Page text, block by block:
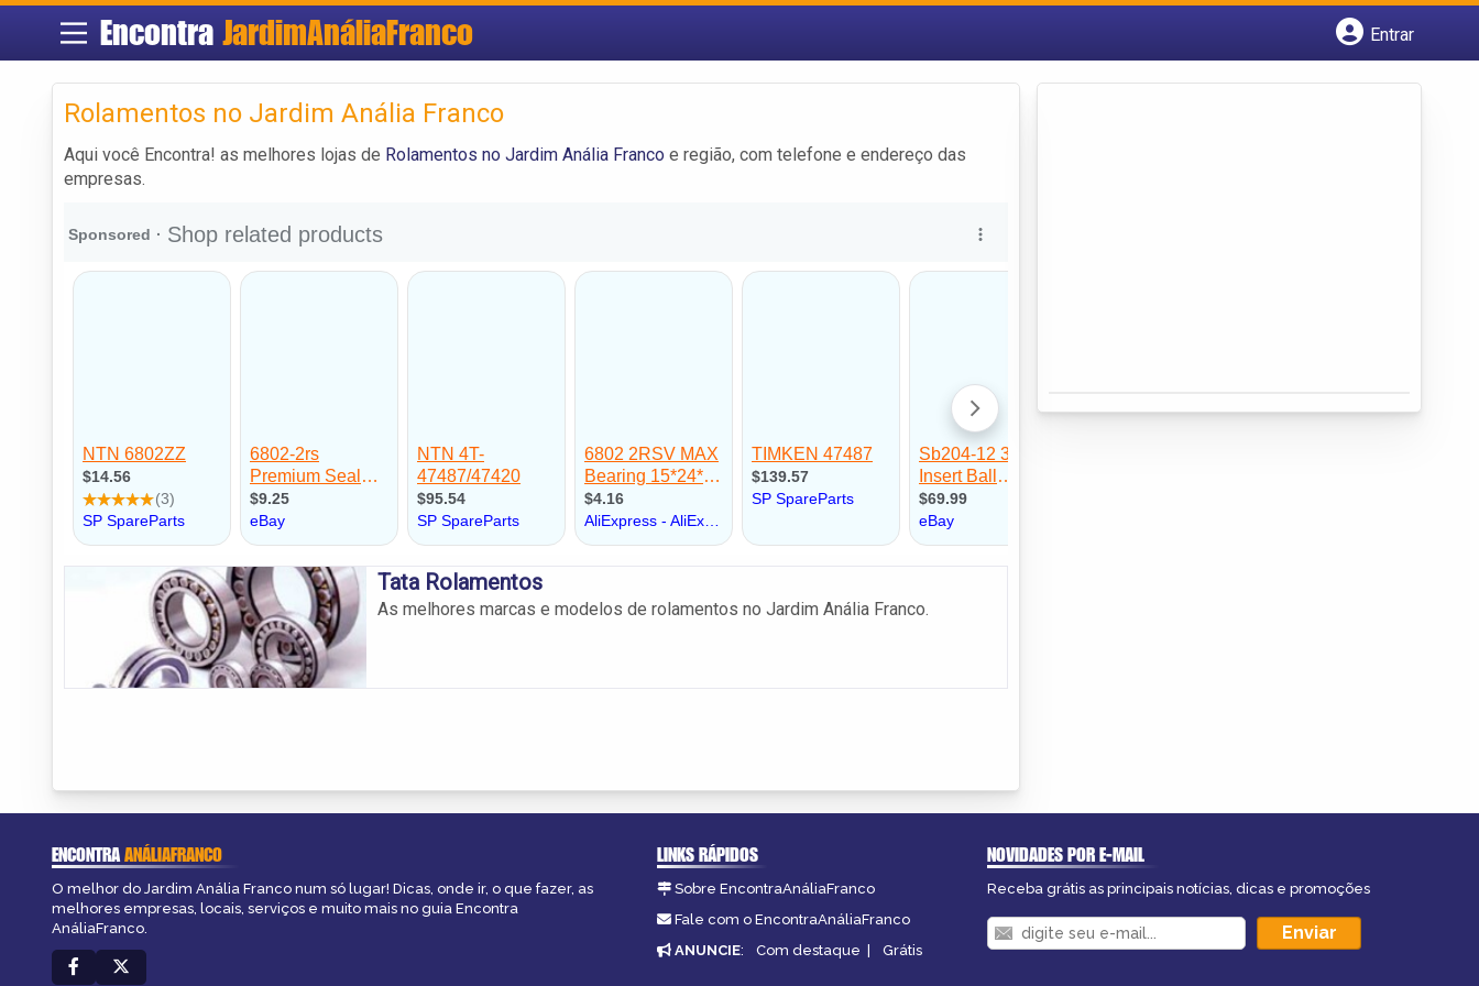
Encontra JardimAnáliaFranco
Entrar
Rolamentos no Jardim Anália Franco
Aqui você Encontra! as melhores lojas de Rolamentos no Jardim Anália Franco e região, com telefone e endereço das
empresas.
Tata Rolamentos
As melhores marcas e modelos de rolamentos no Jardim Anália Franco.
ENCONTRAANÁLIAFRANCO
O melhor do Jardim Anália Franco num só lugar! Dicas, onde ir, o que fazer, as
melhores empresas, locais, serviços e muito mais no guia Encontra
AnáliaFranco.
LINKS RÁPIDOS
Sobre EncontraAnáliaFranco
Fale com o EncontraAnáliaFranco
ANUNCIE: Com destaque | Grátis
NOVIDADES POR E-MAIL
Receba grátis as principais notícias, dicas e promoções